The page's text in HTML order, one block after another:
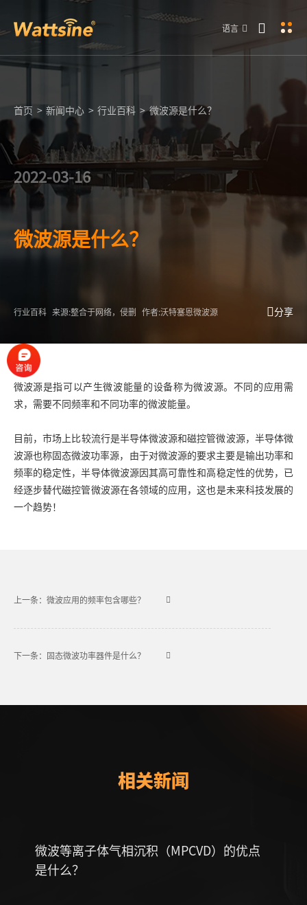
语言
首页 > 新闻中心 > 行业百科 > 微波源是什么？
2022-03-16
微波源是什么？
行业百科 来源:整合于网络，侵删 作者:沃特塞恩微波源 分享
微波源是指可以产生微波能量的设备称为微波源。不同的应用需
求，需要不同频率和不同功率的微波能量。
目前，市场上比较流行是半导体微波源和磁控管微波源，半导体微
波源也称固态微波功率源，由于对微波源的要求主要是输出功率和
频率的稳定性，半导体微波源因其高可靠性和高稳定性的优势，已
经逐步替代磁控管微波源在各领域的应用，这也是未来科技发展的
一个趋势！
上一条：微波应用的频率包含哪些？
下一条：固态微波功率器件是什么？
相关新闻
微波等离子体气相沉积（MPCVD）的优点
是什么？